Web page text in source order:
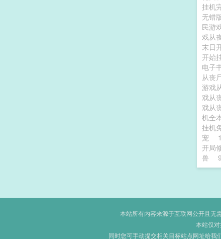
挂机
无错
民游
戏从
末日
开始
电子
从丧
游戏
戏从
戏从
机全
挂机
宠
开局
兽
本站所有内容来源于互联网公开且无
本站仅
同时您可手动提交相关目标站点网址给我